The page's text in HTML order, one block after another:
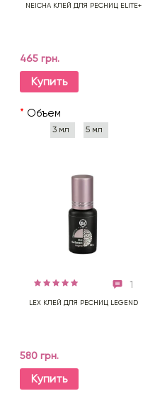
NEICHA КЛЕЙ ДЛЯ РЕСНИЦ ELITE+
465 грн.
Купить
* Объем
3 мл 5 мл
1
LEX КЛЕЙ ДЛЯ РЕСНИЦ LEGEND
580 грн.
Купить